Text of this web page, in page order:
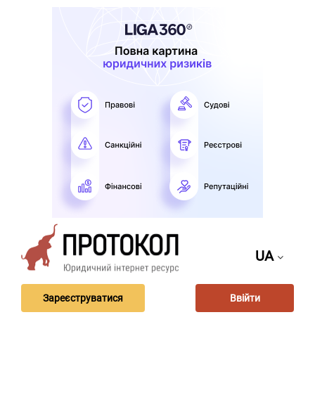
UA
Зареєструватися Ввійти